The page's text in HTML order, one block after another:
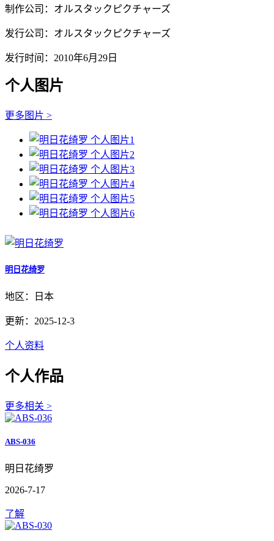
制作公司：オルスタックピクチャーズ
发行公司：オルスタックピクチャーズ
发行时间：2010年6月29日
个人图片
更多图片 >
明日花绮罗
地区：日本
更新：2025-12-3
个人资料
个人作品
更多相关 >
ABS-036
明日花绮罗
2026-7-17
了解